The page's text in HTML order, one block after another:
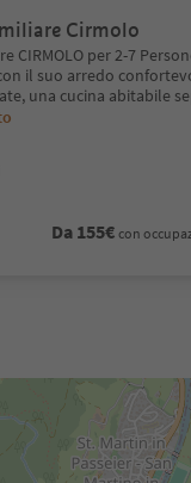
Cirmolo
CIRMOLO per 2-7
il suo arredo
una cucina abitabile
Da 155€ con